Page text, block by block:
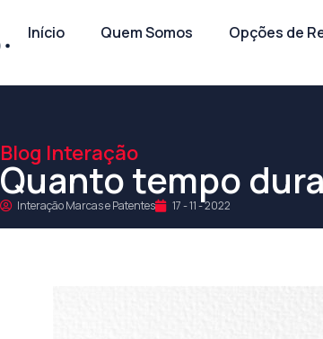
Início Quem Somos Opções de
Blog Interação
Quanto tempo
Interação Marcas e Patentes 17 - 11 - 2022